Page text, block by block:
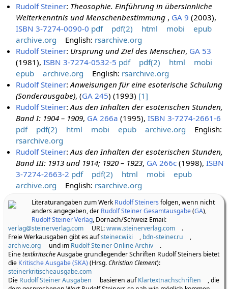
Rudolf Steiner: Theosophie. Einführung in übersinnliche
Welterkenntnis und Menschenbestimmung , GA 9 (2003),
ISBN 3-7274-0090-0 pdf pdf(2) html mobi
epub
archive.org
English: rsarchive.org
Rudolf Steiner: Ursprung und Ziel des Menschen, GA 53
(1981),ISBN 3-7274-0532-5 pdf pdf(2) html
mobi
epub
archive.org English: rsarchive.org
Rudolf Steiner:Anweisungen für eine esoterische Schulung
(Sonderausgabe), (GA 245) (1993) [1]
Rudolf Steiner:Aus den Inhalten der esoterischen Stunden,
Band I: 1904 – 1909, GA 266a (1995),ISBN 3-7274-2661-6
pdf
pdf(2) html mobi epub archive.org
English:
rsarchive.org
Rudolf Steiner:Aus den Inhalten der esoterischen Stunden,
Band III: 1913 und 1914; 1920 – 1923, GA 266c (1998),ISBN
3-7274-2663-2 pdf pdf(2) html mobi
epub
archive.org
English: rsarchive.org
Literaturangaben zum WerkRudolf Steinersfolgen, wenn nicht
anders angegeben, der Rudolf Steiner Gesamtausgabe(GA),
Rudolf Steiner Verlag, Dornach/Schweiz Email:
verlag@steinerverlag.com
URL:www.steinerverlag.com
.
Freie Werkausgaben gibt es aufsteiner.wiki , bdn-steiner.ru
,
archive.org
und im Rudolf Steiner Online Archiv
.
EinetextkritischeAusgabe grundlegender Schriften Rudolf Steiners bietet
die Kritische Ausgabe (SKA)(Hrsg.Christian Clement):
steinerkritischeausgabe.com
Die Rudolf Steiner Ausgaben basieren aufKlartextnachschriften
, die